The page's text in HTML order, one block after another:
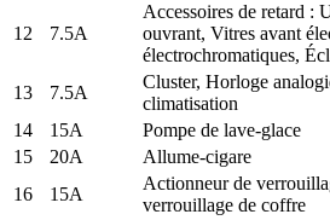
12 7.5A
Accessoires de retard :
ouvrant, Vitres avant
électrochromatiques,
13
7.5A
Cluster, Horloge
climatisation
14
15A
Pompe de lave-glace
15
20A
Allume-cigare
16
15A
Actionneur de
verrouillage de coffre